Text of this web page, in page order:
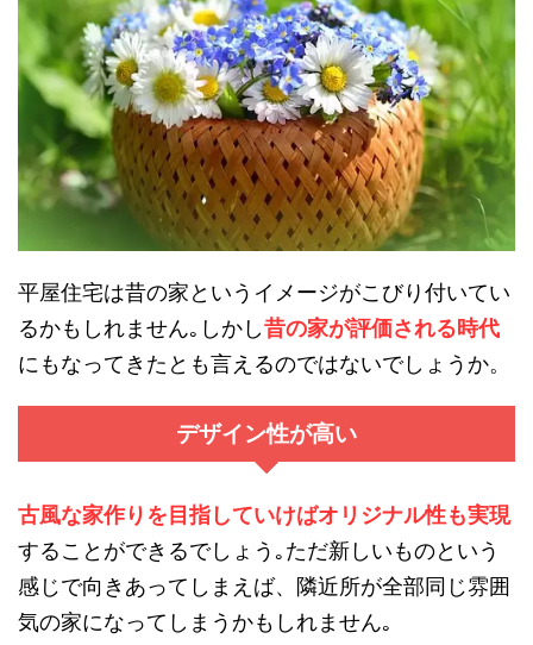
平屋住宅は昔の家というイメージがこびり付いてい
るかもしれません｡しかし昔の家が評価される時代
にもなってきたとも言えるのではないでしょうか。
デザイン性が高い
古風な家作りを目指していけばオリジナル性も実現
することができるでしょう｡ただ新しいものという
感じで向きあってしまえば、隣近所が全部同じ雰囲
気の家になってしまうかもしれません｡